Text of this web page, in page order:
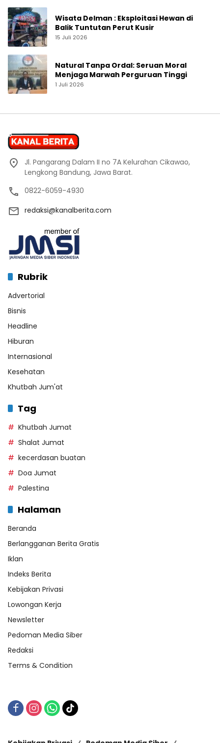
Wisata Delman : Eksploitasi Hewan di
Balik Tuntutan Perut Kusir
15 Juli 2026
Natural Tanpa Ordal: Seruan Moral
Menjaga Marwah Perguruan Tinggi
1 Juli 2026
Jl. Pangarang Dalam II no 7A Kelurahan Cikawao,
Lengkong Bandung, Jawa Barat.
0822-6059-4930
redaksi@kanalberita.com
Rubrik
Advertorial
Bisnis
Headline
Hiburan
Internasional
Kesehatan
Khutbah Jum'at
Tag
Khutbah Jumat
Shalat Jumat
kecerdasan buatan
Doa Jumat
Palestina
Halaman
Beranda
Berlangganan Berita Gratis
Iklan
Indeks Berita
Kebijakan Privasi
Lowongan Kerja
Newsletter
Pedoman Media Siber
Redaksi
Terms & Condition